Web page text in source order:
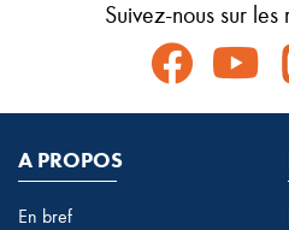
Suivez-nous sur
A PROPOS
En bref